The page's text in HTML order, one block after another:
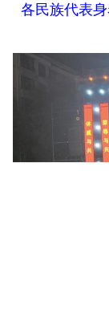
各民族代表